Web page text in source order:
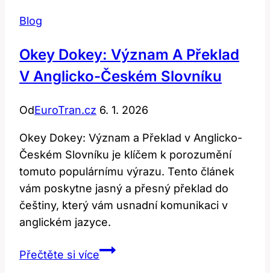
Blog
Okey Dokey: Význam A Překlad
V Anglicko-Českém Slovníku
OdEuroTran.cz 6. 1. 2026
Okey Dokey: Význam a Překlad v Anglicko-
Českém Slovníku je klíčem k porozumění
tomuto populárnímu výrazu. Tento článek
vám poskytne jasný a přesný překlad do
češtiny, který vám usnadní komunikaci v
anglickém jazyce.
Přečtěte si víceOkey